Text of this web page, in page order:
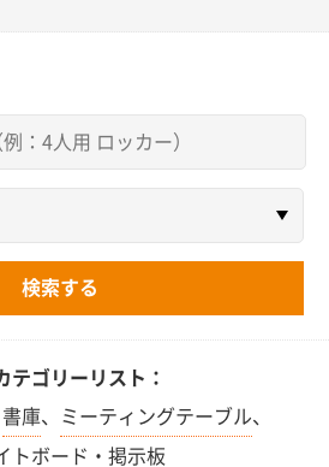
テゴリーリスト：
書庫、 ミーティングテーブル、
トボード・掲示板